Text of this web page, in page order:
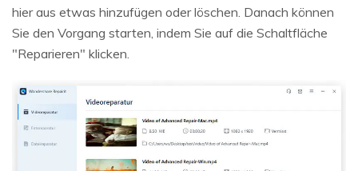
hier aus etwas hinzufügen oder löschen. Danach können
Sie den Vorgang starten, indem Sie auf die Schaltfläche
"Reparieren" klicken.